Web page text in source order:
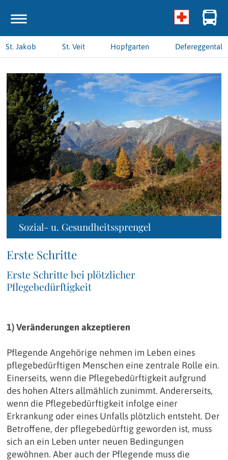
St. Jakob St. Veit Hopfgarten Defereggental
Sozial- u. Gesundheitssprengel
Erste Schritte
Erste Schritte bei plötzlicher
Pflegebedürftigkeit
1) Veränderungen akzeptieren
Pflegende Angehörige nehmen im Leben eines
pflegebedürftigen Menschen eine zentrale Rolle ein.
Einerseits, wenn die Pflegebedürftigkeit aufgrund
des hohen Alters allmählich zunimmt. Andererseits,
wenn die Pflegebedürftigkeit infolge einer
Erkrankung oder eines Unfalls plötzlich entsteht. Der
Betroffene, der pflegebedürftig geworden ist, muss
sich an ein Leben unter neuen Bedingungen
gewöhnen. Aber auch der Pflegende muss die